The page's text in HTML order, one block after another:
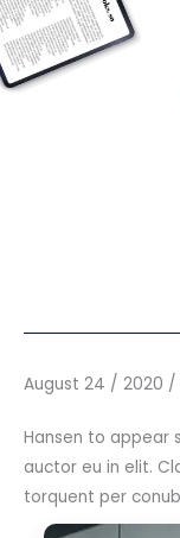
Skip
to
content
August 24 / 2020 /
Hansen to appear
auctor eu in elit.
torquent per